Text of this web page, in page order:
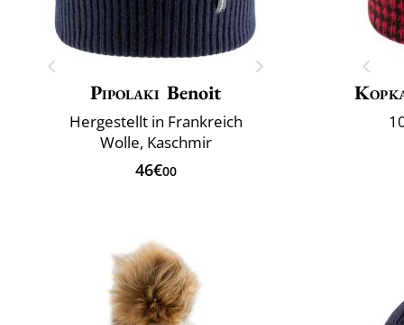
Pipolaki Benoit
Hergestellt in Frankreich
Wolle, Kaschmir
46€00